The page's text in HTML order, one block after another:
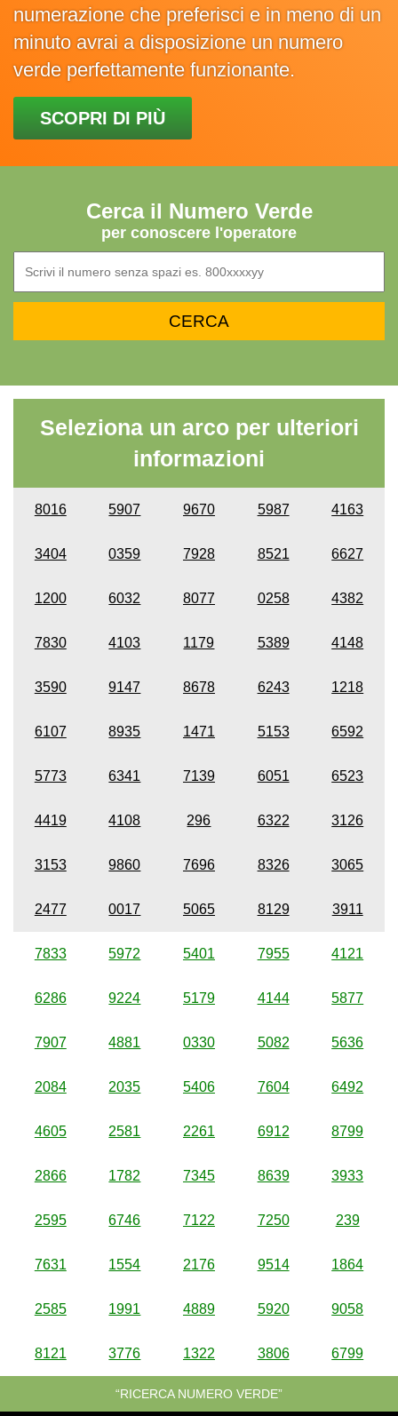
numerazione che preferisci e in meno di un
minuto avrai a disposizione un numero
verde perfettamente funzionante.
SCOPRI DI PIÙ
Cerca il Numero Verde
per conoscere l'operatore
Seleziona un arco per ulteriori
informazioni
8016 5907 9670 5987 4163
3404 0359 7928 8521 6627
1200 6032 8077 0258 4382
7830 4103 1179 5389 4148
3590 9147 8678 6243 1218
6107 8935 1471 5153 6592
5773 6341 7139 6051 6523
4419 4108 296 6322 3126
3153 9860 7696 8326 3065
2477 0017 5065 8129 3911
7833 5972 5401 7955 4121
6286 9224 5179 4144 5877
7907 4881 0330 5082 5636
2084 2035 5406 7604 6492
4605 2581 2261 6912 8799
2866 1782 7345 8639 3933
2595 6746 7122 7250 239
7631 1554 2176 9514 1864
2585 1991 4889 5920 9058
8121 3776 1322 3806 6799
“RICERCA NUMERO VERDE”